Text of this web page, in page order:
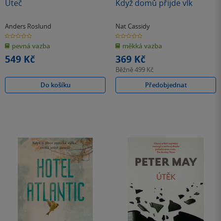
Uteč
Anders Roslund
0.0
z
5
hvězdiček
pevná vazba
549 Kč
Do košíku
Když domů přijde vlk
Nat Cassidy
0.0
z
5
hvězdiček
měkká vazba
369 Kč
Běžně499 Kč
Předobjednat